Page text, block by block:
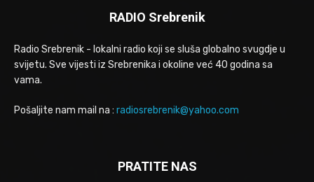
RADIO Srebrenik
Radio Srebrenik - lokalni radio koji se sluša globalno svugdje u
svijetu. Sve vijesti iz Srebrenika i okoline već 40 godina sa
vama.
Pošaljite nam mail na : radiosrebrenik@yahoo.com
PRATITE NAS